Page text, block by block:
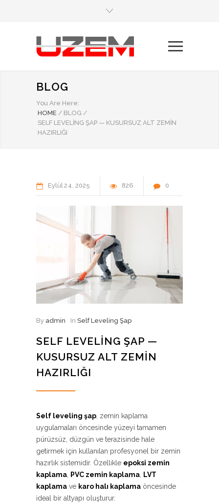
BLOG
You Are Here:
HOME / BLOG /
SELF LEVELING ŞAP — KUSURSUZ ALT ZEMIN
HAZIRLIĞI
Eylül24 2025 826 0
By admin In Self Leveling Şap
SELF LEVELING ŞAP —
KUSURSUZ ALT ZEMIN
HAZIRLIĞI
Self leveling şap, zemin kaplama
uygulamaları öncesinde yüzeyi tamamen
pürüzsüz, düzgün ve terazisinde hale
getirmek için kullanılan profesyonel bir zemin
hazırlık sistemidir. Özellikle epoksi zemin
kaplama, PVC zemin kaplama, LVT
kaplama ve karo halı kaplama öncesinde
ideal bir altyapı oluşturur.